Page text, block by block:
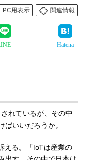
PC用表示
関連情報
Hatena
れているが、その中
いいだろうか。
える。「IoTは産業の